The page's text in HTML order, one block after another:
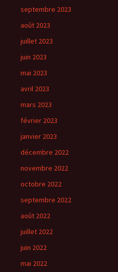
septembre 2023
août 2023
juillet 2023
juin 2023
mai 2023
avril 2023
mars 2023
février 2023
janvier 2023
décembre 2022
novembre 2022
octobre 2022
septembre 2022
août 2022
juillet 2022
juin 2022
mai 2022